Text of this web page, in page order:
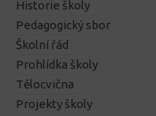
Historie školy
Pedagogický sbor
Školní řád
Prohlídka školy
Tělocvična
Projekty školy